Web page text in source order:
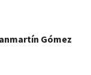
Gómez